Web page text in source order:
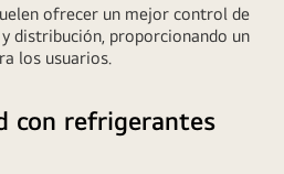
ofrecer un mejor control de
distribución, proporcionando un
los usuarios.
con refrigerantes